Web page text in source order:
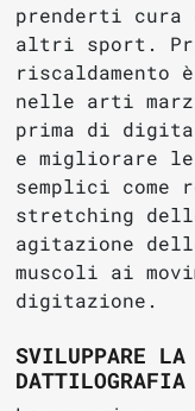
prenderti
altri sport.
riscaldamento
nelle arti
prima di
e migliorare
semplici
stretching
agitazione
muscoli ai
digitazione.
SVILUPPARE LA